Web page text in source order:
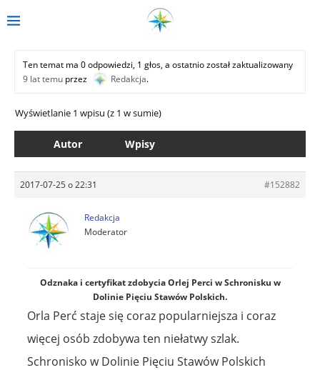
Ten temat ma 0 odpowiedzi, 1 głos, a ostatnio został zaktualizowany
9 lat temu przez Redakcja.
Wyświetlanie 1 wpisu (z 1 w sumie)
Autor Wpisy
2017-07-25 o 22:31 #152882
Redakcja
Moderator
Odznaka i certyfikat zdobycia Orlej Perci w Schronisku w
Dolinie Pięciu Stawów Polskich.
Orla Perć staje się coraz popularniejsza i coraz
więcej osób zdobywa ten niełatwy szlak.
Schronisko w Dolinie Pięciu Stawów Polskich